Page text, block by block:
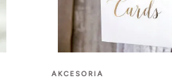
AKCESORIA